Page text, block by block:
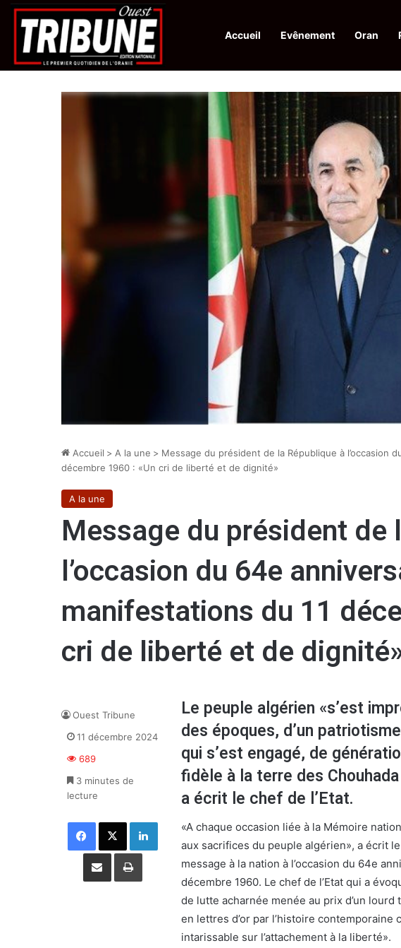
Accueil Evênement Oran
Infos en Direct: Protection de la ville sainte d’El-Qods : l’Algérie appelle à une action
Accueil > A la une > Message du président de la République à l’occasion
décembre 1960 : «Un cri de liberté et de dignité»
A la une
Message du président de
l’occasion du 64e
manifestations du 11
cri de liberté et de
Le peuple algérien «s’est
des époques, d’un
qui s’est engagé, de
fidèle à la terre des
a écrit le chef de l’Etat.
«A chaque occasion liée à la Mémoire
aux sacrifices du peuple algérien», a écrit
message à la nation à l’occasion du 64e
décembre 1960. Le chef de l’Etat qui a
de lutte acharnée menée au prix d’un
en lettres d’or par l’histoire contemporaine
intarissable sur l’attachement à la liberté».
Ouest Tribune
11 décembre 2024
689
3 minutes de
lecture
Facebook X Linkedin
Partager par email Imprimer